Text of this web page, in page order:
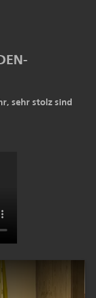
sehr stolz sind